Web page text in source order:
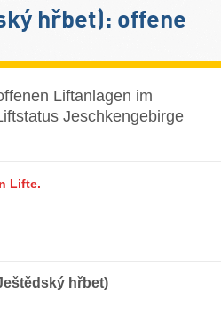
hřbet): offene
Liftanlagen im
Jeschkengebirge
Lifte.
hřbet)